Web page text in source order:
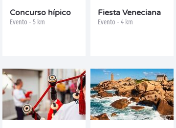
Concurso hípico
Evento - 5 km
Fiesta Veneciana
Evento - 4 km